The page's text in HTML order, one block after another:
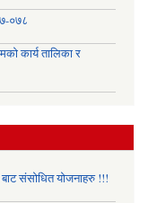
०७८
कार्य तालिका र
संसोधित योजनाहरु !!!